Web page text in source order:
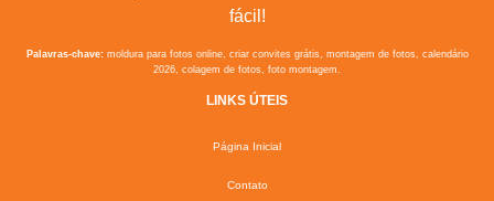
fácil!
Palavras-chave:moldura para fotos online, criar convites grátis, montagem de fotos, calendário
2026, colagem de fotos, foto montagem.
LINKS ÚTEIS
Página Inicial
Contato